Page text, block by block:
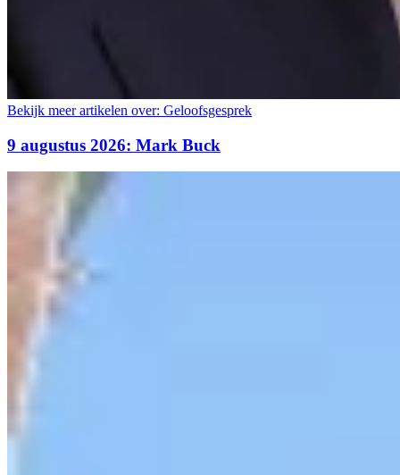
Bekijk meer artikelen over: Geloofsgesprek
9 augustus 2026: Mark Buck